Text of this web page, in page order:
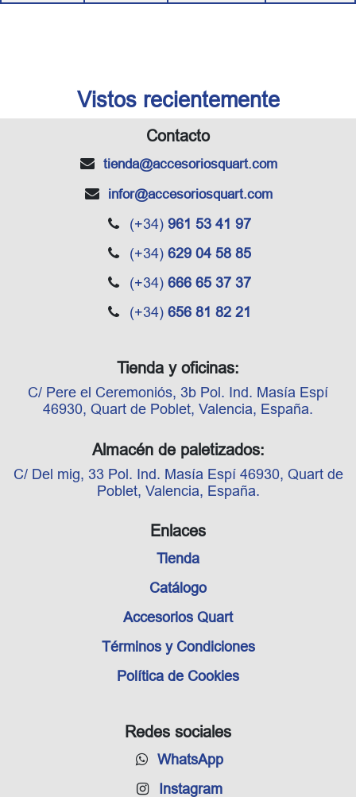
Vistos recientemente
Redes sociales
WhatsApp
Instagram
Enlaces
Tienda
Catálogo
Accesorios Quart
Términos y Condiciones
Política de Cookies
Tienda y oficinas:
C/ Pere el Ceremoniós, 3b Pol. Ind. Masía Espí
46930, Quart de Poblet, Valencia, España.
Almacén de paletizados:
C/ Del mig, 33 Pol. Ind. Masía Espí 46930, Quart de
Poblet, Valencia, España.
Contacto
tienda@accesoriosquart.com
infor@accesoriosquart.com
(+34) 961 53 41 97
(+34) 629 04 58 85
(+34) 666 65 37 37
(+34) 656 81 82 21